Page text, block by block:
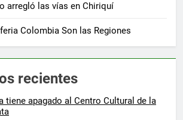
arregló las vías en Chiriquí
Colombia Son las Regiones
recientes
tiene apagado al Centro Cultural de la